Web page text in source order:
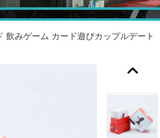
飲みゲーム カード遊びカップルデート